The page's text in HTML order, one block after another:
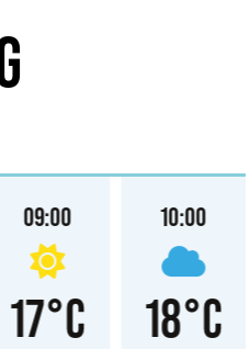
09:00
17°C
10:00
18°C